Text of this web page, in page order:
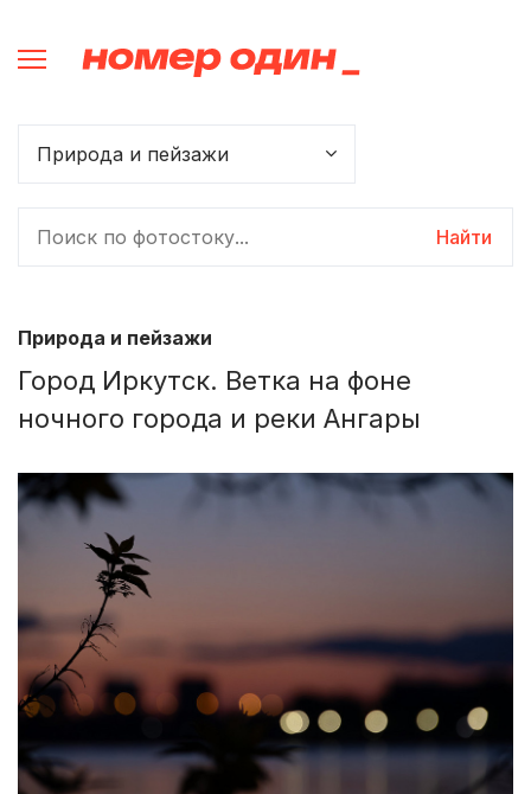
Найти
Природа и пейзажи
Город Иркутск. Ветка на фоне
ночного города и реки Ангары